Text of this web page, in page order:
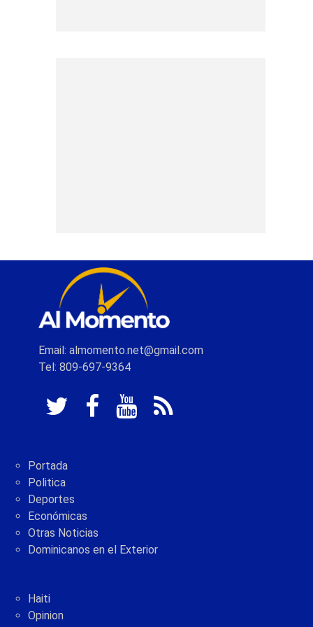
Email: almomento.net@gmail.com
Tel: 809-697-9364
Portada
Politica
Deportes
Económicas
Otras Noticias
Dominicanos en el Exterior
Haiti
Opinion